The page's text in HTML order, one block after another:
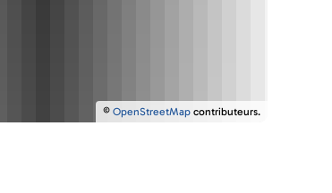
© OpenStreetMap contributeurs.